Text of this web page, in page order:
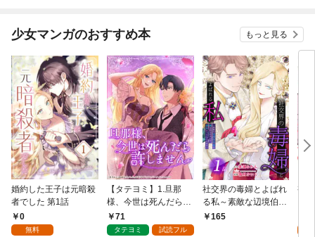
少女マンガのおすすめ本 もっと見る
婚約した王子は元暗殺
者でした 第1話
0
無料
【タテヨミ】1.旦那
様、今世は死んだら許
しません
71
タテヨミ 試読フル
社交界の毒婦とよばれ
る私～素敵な辺境伯令
息に腕を折られたの
165
視